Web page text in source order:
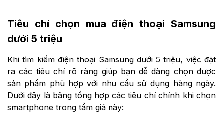
Tiêu chí chọn mua điện thoại Samsung
dưới 5 triệu
Khi tìm kiếm điện thoại Samsung dưới 5 triệu, việc đặt
ra các tiêu chí rõ ràng giúp bạn dễ dàng chọn được
sản phẩm phù hợp với nhu cầu sử dụng hàng ngày.
Dưới đây là bảng tổng hợp các tiêu chí chính khi chọn
smartphone trong tầm giá này: